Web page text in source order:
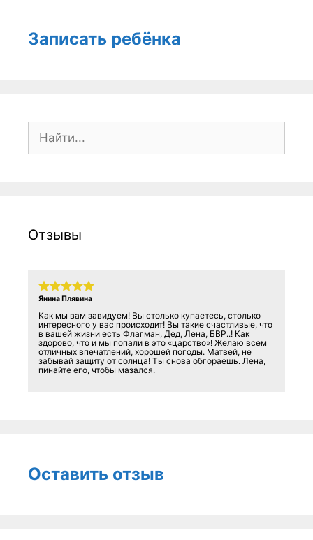
Записать ребёнка
Отзывы
Янина Плявина
Как мы вам завидуем! Вы столько купаетесь, столько
интересного у вас происходит! Вы такие счастливые, что
в вашей жизни есть Флагман, Дед, Лена, БВР..! Как
здорово, что и мы попали в это «царство»! Желаю всем
отличных впечатлений, хорошей погоды. Матвей, не
забывай защиту от солнца! Ты снова обгораешь. Лена,
пинайте его, чтобы мазался.
Оставить отзыв